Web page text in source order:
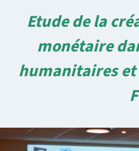
Etude de la
monétaire
humanitaires